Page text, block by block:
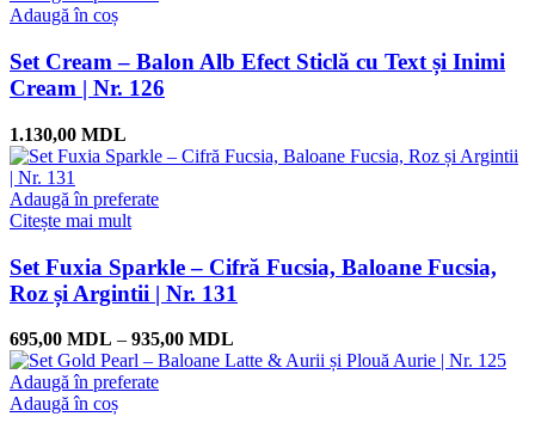
Adaugă în coș
Set Cream – Balon Alb Efect Sticlă cu Text și Inimi
Cream | Nr. 126
1.130,00 MDL
Adaugă în preferate
Citește mai mult
Set Fuxia Sparkle – Cifră Fucsia, Baloane Fucsia,
Roz și Argintii | Nr. 131
695,00 MDL – 935,00 MDL
Adaugă în preferate
Adaugă în coș